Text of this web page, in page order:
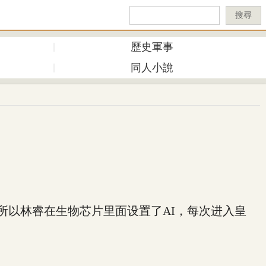
搜尋
歷史軍事
同人小說
林睿在生物芯片里面设置了AI，每次进入皇